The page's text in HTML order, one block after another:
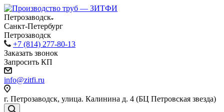
Петрозаводск
Санкт-Петербург
Петрозаводск
+7 (814) 277-80-13
Заказать звонок
Запросить КП
info@zitfi.ru
г. Петрозаводск, улица. Калинина д. 4 (БЦ Петровская звезда)